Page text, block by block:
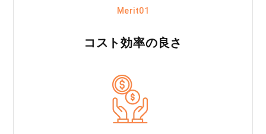
Merit01
コスト効率の良さ